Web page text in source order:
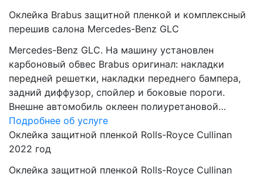
Оклейка Brabus защитной пленкой и комплексный
перешив салона Mercedes-Benz GLC
Mercedes-Benz GLC. На машину установлен
карбоновый обвес Brabus оригинал: накладки
передней решетки, накладки переднего бампера,
задний диффузор, спойлер и боковые пороги.
Внешне автомобиль оклеен полиуретановой…
Подробнее об услуге
Оклейка защитной пленкой Rolls-Royce Cullinan
2022 год
Оклейка защитной пленкой Rolls-Royce Cullinan